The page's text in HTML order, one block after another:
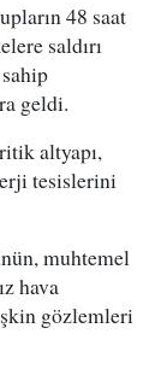
48 saat
saldırı
geldi.
altyapı,
tesislerini
muhtemel
hava
gözlemleri